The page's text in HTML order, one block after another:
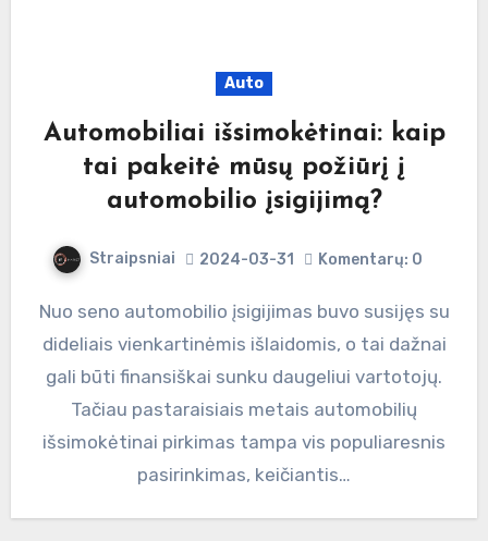
Auto
Automobiliai išsimokėtinai: kaip
tai pakeitė mūsų požiūrį į
automobilio įsigijimą?
Straipsniai 2024-03-31 Komentarų: 0
Nuo seno automobilio įsigijimas buvo susijęs su
dideliais vienkartinėmis išlaidomis, o tai dažnai
gali būti finansiškai sunku daugeliui vartotojų.
Tačiau pastaraisiais metais automobilių
išsimokėtinai pirkimas tampa vis populiaresnis
pasirinkimas, keičiantis…